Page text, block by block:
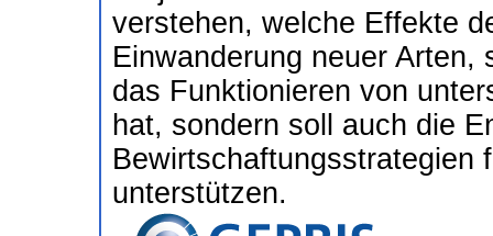
verstehen, welche Effekte
Einwanderung neuer Arten,
das Funktionieren von
hat, sondern soll auch die
Bewirtschaftungsstrategien
unterstützen.